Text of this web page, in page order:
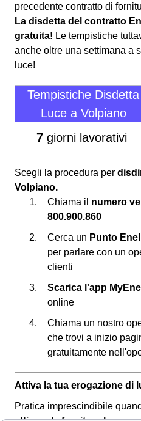
precedente contratto di
La disdetta del contratto
gratuita! Le tempistiche
anche oltre una settimana a
luce!
Tempistiche Disdetta
Luce a Volpiano
7giorni lavorativi
Scegli la procedura per
Volpiano.
Chiama il numero
800.900.860
Cerca un Punto
per parlare con un
clienti
Scarica l'app MyEnel
online
Chiama un nostro
che trovi a inizio
gratuitamente
Attiva la tua erogazione di
Pratica imprescindibile